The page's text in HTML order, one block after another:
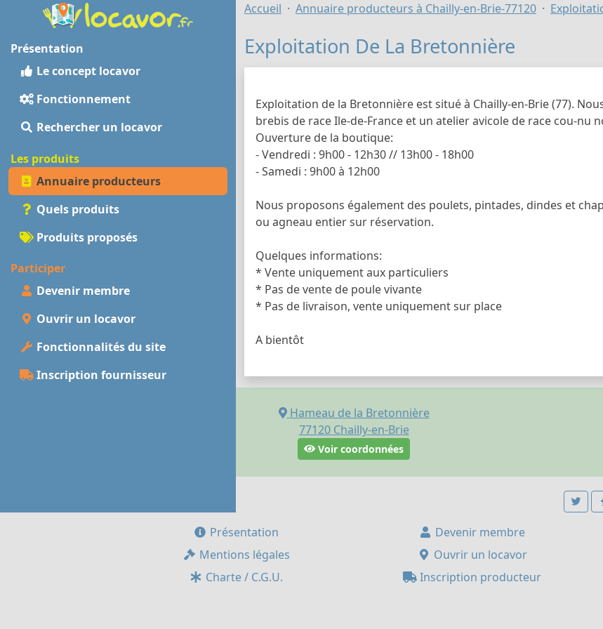
Présentation
Le concept locavor
Fonctionnement
Rechercher un locavor
Les produits
Annuaire producteurs
Quels produits
Produits proposés
Participer
Devenir membre
Ouvrir un locavor
Fonctionnalités du site
Inscription fournisseur
Accueil Annuaire producteurs à Chailly-en-Brie-77120
Exploitation De La Bretonnière
Exploitation de la Bretonnière est situé à Chailly-en-Brie (77).
brebis de race Ile-de-France et un atelier avicole de race cou-nu
Ouverture de la boutique:
- Vendredi : 9h00 - 12h30 // 13h00 - 18h00
- Samedi : 9h00 à 12h00
Nous proposons également des poulets, pintades, dindes et
ou agneau entier sur réservation.
Quelques informations:
* Vente uniquement aux particuliers
* Pas de vente de poule vivante
* Pas de livraison, vente uniquement sur place
A bientôt
Hameau de la Bretonnière
77120 Chailly-en-Brie
Voir coordonnées
Présentation
Mentions légales
Charte / C.G.U.
Devenir membre
Ouvrir un locavor
Inscription producteur